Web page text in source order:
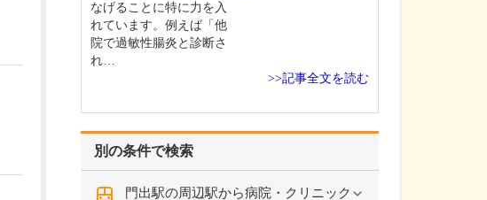
別の条件で検索
門出駅の周辺駅から病院・クリニック
なげることに特に力を入
れています。例えば「他
院で過敏性腸炎と診断さ
れ…
>>記事全文を読む